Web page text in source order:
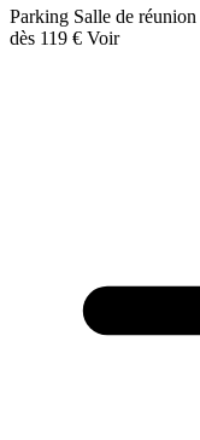
Parking Salle de réunion
dès 119 € Voir